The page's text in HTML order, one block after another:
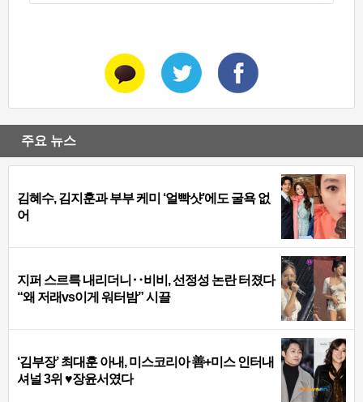
주요 뉴스
김혜수, 김지훈과 부부 케미 ‘얼빡샷’에도 굴욕 없
어
지퍼 스르륵 내리더니‥비비, 선정성 논란 터졌다
“왜 저래vs이게 워터밤” 시끌
‘김부장’ 최대훈 아내, 미스코리아 善+미스 인터내
셔널 3위 ♥장윤서였다